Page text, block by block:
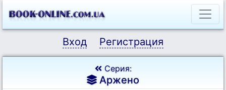
Вход Регистрация
Серия:
Аржено